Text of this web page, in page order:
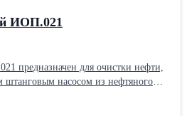
ИОП.021
предназначен для очистки нефти,
штанговым насосом из нефтяного
соединительных муфт,